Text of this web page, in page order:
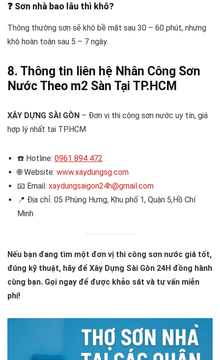
❓ Sơn nhà bao lâu thì khô?
Thông thường sơn sẽ khô bề mặt sau 30 – 60 phút, nhưng
khô hoàn toàn sau 5 – 7 ngày.
8. Thông tin liên hệ Nhân Công Sơn
Nước Theo m2 Sàn Tại TP.HCM
XÂY DỰNG SÀI GÒN – Đơn vị thi công sơn nước uy tín, giá
hợp lý nhất tại TP.HCM
☎️ Hotline: 0961 894 472
🌐 Website: www.xaydungsg.com
📧 Email: xaydungsaigon24h@gmail.com
📍 Địa chỉ: 05 Phùng Hưng, Khu phố 1, Quận 5,Hồ Chí
Minh
Nếu bạn đang tìm một đơn vị thi công sơn nước giá tốt,
đúng kỹ thuật, hãy để Xây Dựng Sài Gòn 24H đồng hành
cùng bạn. Gọi ngay để được khảo sát và tư vấn miễn
phí!